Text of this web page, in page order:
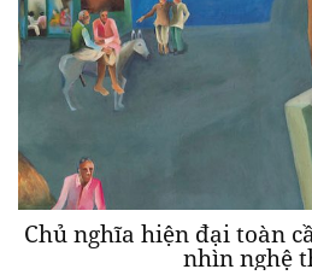
Chủ nghĩa hiện đại toàn
nhìn nghệ